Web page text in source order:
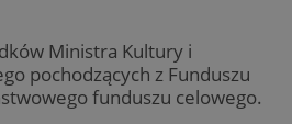
Ministra Kultury i
pochodzących z Funduszu
funduszu celowego.